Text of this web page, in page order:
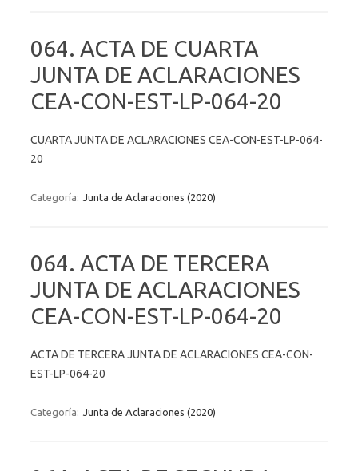
064. ACTA DE CUARTA
JUNTA DE ACLARACIONES
CEA-CON-EST-LP-064-20
CUARTA JUNTA DE ACLARACIONES CEA-CON-EST-LP-064-
20
Categoría: Junta de Aclaraciones (2020)
064. ACTA DE TERCERA
JUNTA DE ACLARACIONES
CEA-CON-EST-LP-064-20
ACTA DE TERCERA JUNTA DE ACLARACIONES CEA-CON-
EST-LP-064-20
Categoría: Junta de Aclaraciones (2020)